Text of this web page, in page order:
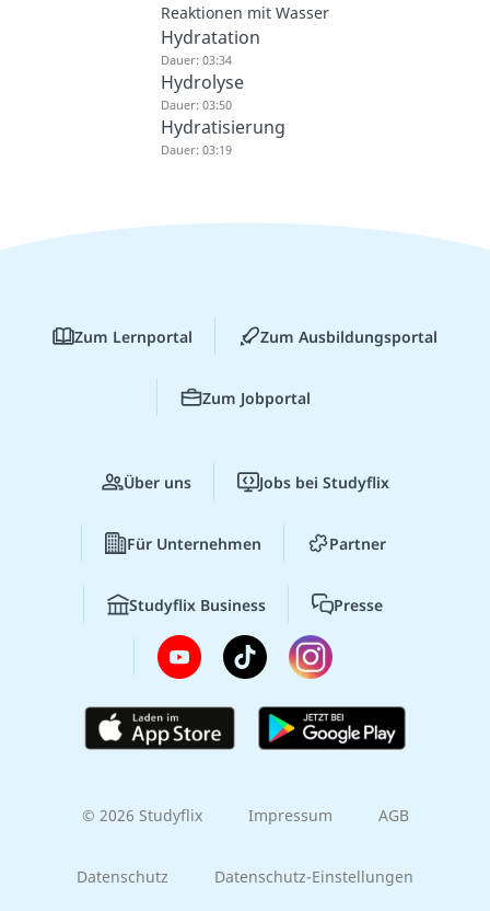
Reaktionen mit Wasser
Hydratation
Dauer: 03:34
Hydrolyse
Dauer: 03:50
Hydratisierung
Dauer: 03:19
Zum Lernportal Zum Ausbildungsportal
Zum Jobportal
Über uns Jobs bei Studyflix
Für Unternehmen Partner
Studyflix Business Presse
© 2026 Studyflix Impressum AGB
Datenschutz Datenschutz-Einstellungen